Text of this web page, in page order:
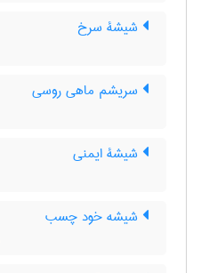
شیشۀ سرخ
سریشم ماهی روسی
شیشۀ ایمنی
شیشه خود چسب